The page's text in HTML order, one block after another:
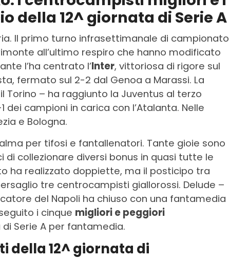
della 12^ giornata di Serie A
Il primo turno infrasettimanale di campionato
all’ultimo respiro che hanno modificato
l’ha centrato l’Inter, vittoriosa di rigore sul
fermato sul 2-2 dal Genoa a Marassi. La
Torino – ha raggiunto la Juventus al terzo
campioni in carica con l’Atalanta. Nelle
e Bologna.
per tifosi e fantallenatori. Tante gioie sono
collezionare diversi bonus in quasi tutte le
ha realizzato doppiette, ma il posticipo tra
tre centrocampisti giallorossi. Delude –
del Napoli ha chiuso con una fantamedia
i cinque migliori e peggiori
Serie A per fantamedia.
della 12^ giornata di